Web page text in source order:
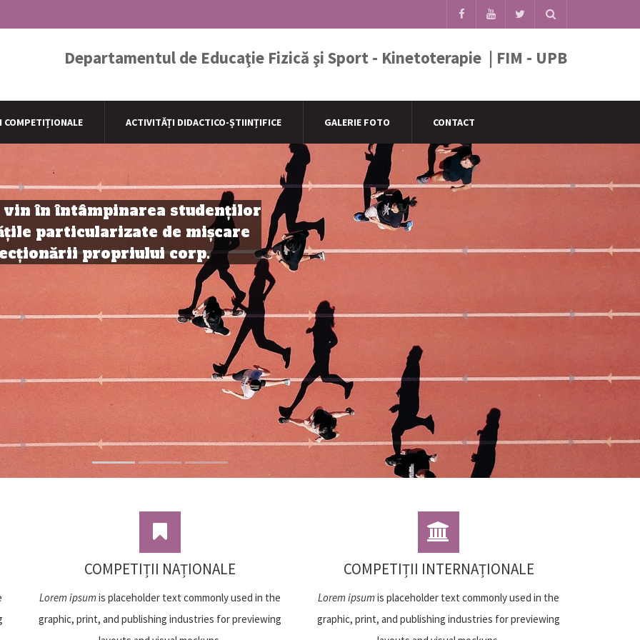
Departamentul de Educaţie Fizică şi Sport - Kinetoterapie | FIM - UPB
COMPETIȚIONALE ACTIVITĂȚI DIDACTICO-ȘTIINȚIFICE GALERIE FOTO CONTACT
în întâmpinarea studenţilor
particularizate de mișcare
propriului corp.
COMPETIȚII NAȚIONALE
Lorem ipsumis placeholder text commonly used in the
graphic, print, and publishing industries for previewing
COMPETIȚII INTERNAȚIONALE
Lorem ipsumis placeholder text commonly used in the
graphic, print, and publishing industries for previewing